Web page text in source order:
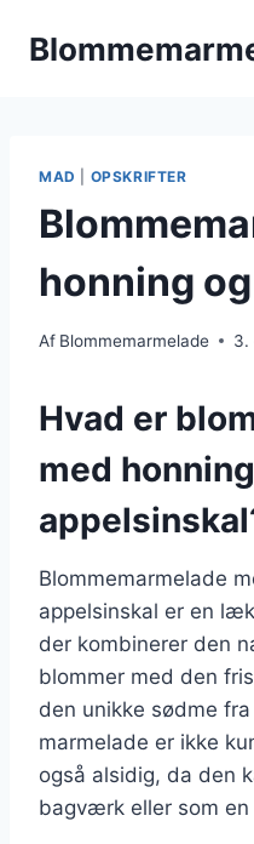
MAD OPSKRIFTER
honning
Af Blommemarmelade 3.
Hvad er
med
Blommemarmelade
appelsinskal er en
der kombinerer den
blommer med den
den unikke sødme
marmelade er ikke
også alsidig, da den
bagværk eller som